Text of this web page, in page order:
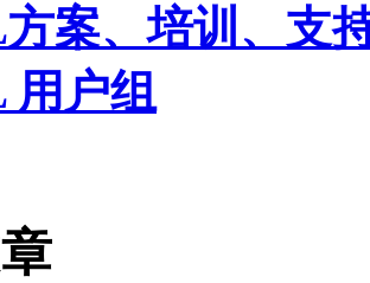
案、培训、支
户组